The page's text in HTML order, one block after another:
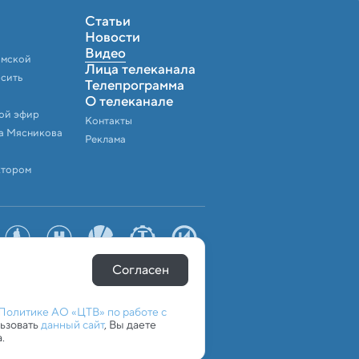
эфир
Мясникова
Статьи
Новости
Видео
Лица телеканала
Телепрограмма
О телеканале
Контакты
Реклама
Согласен
АО «ЦТВ» по работе с
данный сайт, Вы даете